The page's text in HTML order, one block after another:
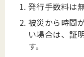
発行手数料は
被災から時間
い場合は、証
す。